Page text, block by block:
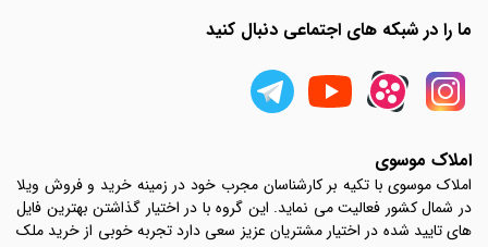
ما را در شبکه های اجتماعی دنبال کنید
املاک موسوی
املاک موسوی با تکیه بر کارشناسان مجرب خود در زمینه خرید و فروش ویلا
در شمال کشور فعالیت می نماید. این گروه با در اختیار گذاشتن بهترین فایل
های تایید شده در اختیار مشتریان عزیز سعی دارد تجربه خوبی از خرید ملک